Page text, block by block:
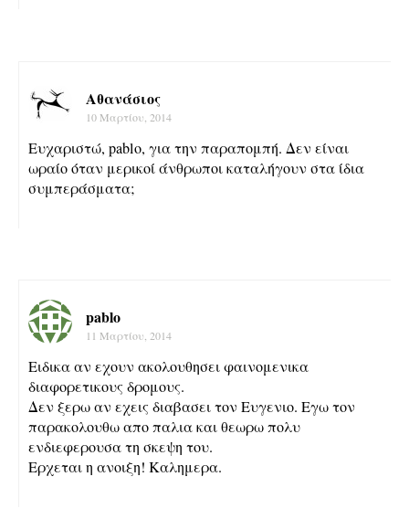
Αθανάσιος
10 Μαρτίου, 2014
Ευχαριστώ, pablo, για την παραπομπή. Δεν είναι
ωραίο όταν μερικοί άνθρωποι καταλήγουν στα ίδια
συμπεράσματα;
pablo
11 Μαρτίου, 2014
Ειδικα αν εχουν ακολουθησει φαινομενικα
διαφορετικους δρομους.
Δεν ξερω αν εχεις διαβασει τον Ευγενιο. Εγω τον
παρακολουθω απο παλια και θεωρω πολυ
ενδιεφερουσα τη σκεψη του.
Ερχεται η ανοιξη! Καλημερα.